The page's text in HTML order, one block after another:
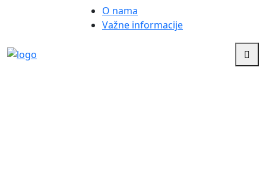
O nama
Važne informacije